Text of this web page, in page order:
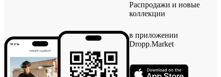
Распродажи и новые
коллекции
в приложении
Dropp.Market